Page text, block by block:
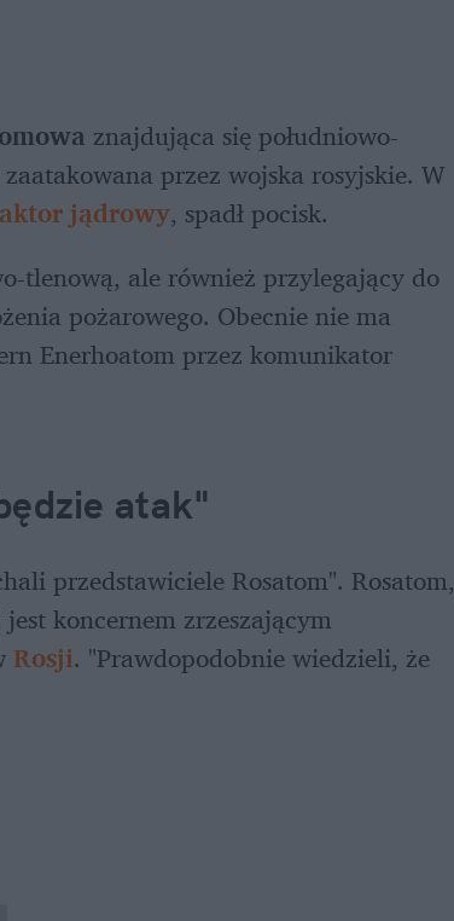
znajdująca się południowo-
przez wojska rosyjskie. W
jądrowy, spadł pocisk.
tlenową, ale również przylegający do
pożarowego. Obecnie nie ma
Enerhoatom przez komunikator
atak"
przedstawiciele Rosatom". Rosatom,
koncernem zrzeszającym
Rosji. "Prawdopodobnie wiedzieli, że